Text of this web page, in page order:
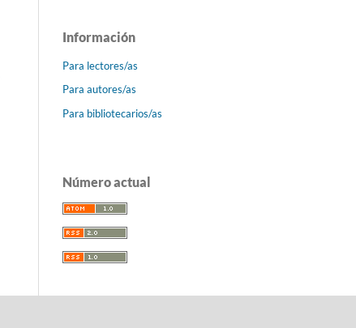
Información
Para lectores/as
Para autores/as
Para bibliotecarios/as
Número actual